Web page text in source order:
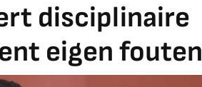
disciplinaire
eigen fouten